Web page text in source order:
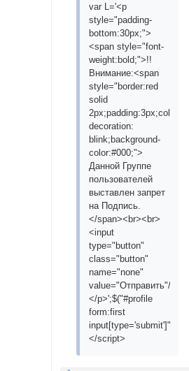
var L='<p
style="padding-
bottom:30px;">
<span style="font-
weight:bold;">!!
Внимание:<span
style="border:red
solid
decoration:
blink;background-
color:#000;">
Данной Группе
пользователей
выставлен запрет
на Подпись.
</span><br><br>
<input
type="button"
class="button"
name="none"
value="Отправить"/>
</p>';$("#profile
form:first
</script>